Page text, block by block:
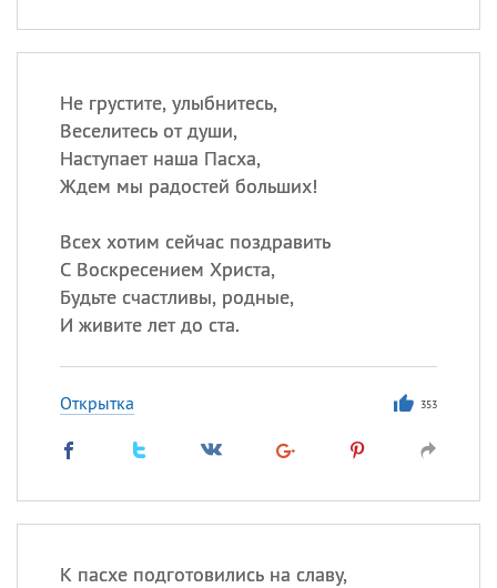
Не грустите, улыбнитесь,
Веселитесь от души,
Наступает наша Пасха,
Ждем мы радостей больших!
Всех хотим сейчас поздравить
С Воскресением Христа,
Будьте счастливы, родные,
И живите лет до ста.
Открытка 353
К пасхе подготовились на славу,